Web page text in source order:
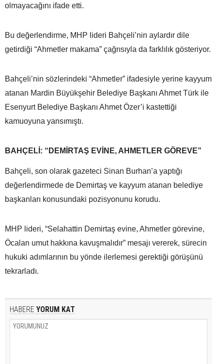
olmayacağını ifade etti.
Bu değerlendirme, MHP lideri Bahçeli’nin aylardır dile
getirdiği “Ahmetler makama” çağrısıyla da farklılık gösteriyor.
Bahçeli’nin sözlerindeki “Ahmetler” ifadesiyle yerine kayyum
atanan Mardin Büyükşehir Belediye Başkanı Ahmet Türk ile
Esenyurt Belediye Başkanı Ahmet Özer’i kastettiği
kamuoyuna yansımıştı.
BAHÇELİ: “DEMİRTAŞ EVİNE, AHMETLER GÖREVE”
Bahçeli, son olarak gazeteci Sinan Burhan’a yaptığı
değerlendirmede de Demirtaş ve kayyum atanan belediye
başkanları konusundaki pozisyonunu korudu.
MHP lideri, “Selahattin Demirtaş evine, Ahmetler görevine,
Öcalan umut hakkına kavuşmalıdır” mesajı vererek, sürecin
hukuki adımlarının bu yönde ilerlemesi gerektiği görüşünü
tekrarladı.
HABERE YORUM KAT